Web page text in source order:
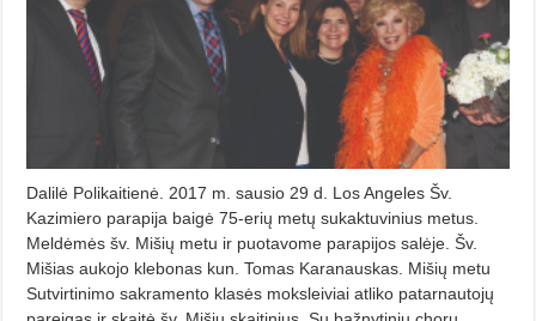
Dalilė Polikaitienė. 2017 m. sausio 29 d. Los Angeles Šv.
Kazimiero parapija baigė 75-erių metų sukaktuvinius metus.
Meldėmės šv. Mišių metu ir puotavome parapijos salėje. Šv.
Mišias aukojo klebonas kun. Tomas Karanauskas. Mišių metu
Sutvirtinimo sakramento klasės moksleiviai atliko patarnautojų